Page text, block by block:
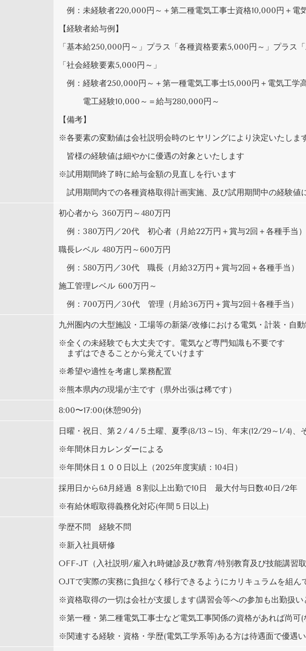
例：未経験者220,000円～＋第二種電気工事士資格10,000円＋電
【経験者給与例】
「基本給250,000円～」プラス「各種資格要素5,000円～」プラス「
「社会経験要素5,000円～」
例：経験者250,000円～＋第一種電気工事士15,000円＋電気工学
電工経験10,000～＝給与280,000円～
【備考】
※各要素の変動値は会社説明会時のヒヤリングにより決定いたしま
皆様の経験値は細やかに優遇の対象といたします
※試用期間終了時に給与金額の見直しを行います
試用期間内での各種資格取得計画実施、及び試用期間中の経験値
初心者から 360万円～480万円
例：380万円／20代 初心者（月給22万円＋賞与2回＋各種手当）
職長レベル 480万円～600万円
例：580万円／30代 職長（月給32万円＋賞与2回＋各種手当）
施工管理レベル 600万円～
例：700万円／30代 管理（月給36万円＋賞与2回+各種手当）
九州圏内の大型施設・工場等の新築/改修における電気・計装・自
※全くの未経験でも大丈夫です。電気など専門知識も不要です
まずはできることから覚えていけます
※希望や適性を考慮し業務配置
※熊本県内の現場が主です（県外出張は稀です）
8:00〜17:00(休憩90分)
日曜・祝日、第２/４/５土曜、夏季(8/13～15)、年末(12/29～1/4)、
※年間休日カレンダーによる
※年間休日１００日以上（2025年度実績：104日）
採用日から6ｶ月経過 ８割以上出勤で10日 最大付与日数40日/2年
※有給休暇取得義務化対応(年間５日以上)
学歴不問 経験不問
※新入社員研修
OFF-JT（入社説明/雇入れ時健診及び教育/特別教育及び技能講習
OJTで実際の実務に負担なく移行できるようにカリキュラムを組ん
※資格取得の一切は会社が支援します(講習会等への参加も出勤扱い
※第一種・第二種電気工事士など電気工事関係の資格があれば尚可
※関連する経験・資格・学歴(電気工学系等)ある方は待遇面で優遇